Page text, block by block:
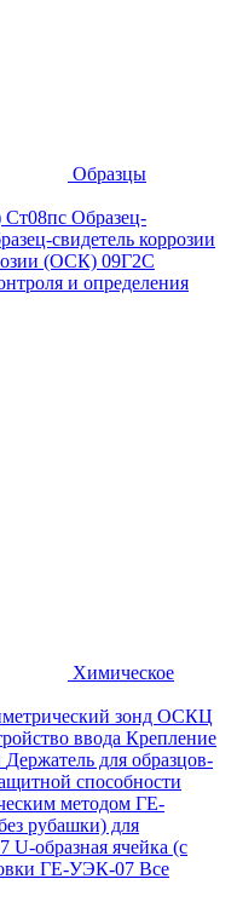
Образцы
Ст08пс Образец-
свидетель коррозии
(ОСК) 09Г2С
и определения
Химическое
зонд ОСКЦ
ввода Крепление
Держатель для образцов-
способности
методом ГЕ-
рубашки) для
U-образная ячейка (с
ГЕ-УЭК-07 Все